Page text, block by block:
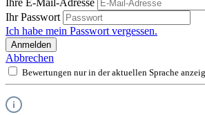
Ihre E-Mail-Adresse
Ihr Passwort
Ich habe mein Passwort vergessen.
Anmelden
Abbrechen
Bewertungen nur in der aktuellen Sprache